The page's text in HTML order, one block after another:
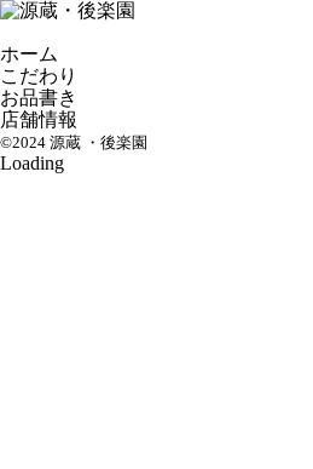
ホーム
こだわり
お品書き
店舗情報
©2024 源蔵 ・後楽園
Loading